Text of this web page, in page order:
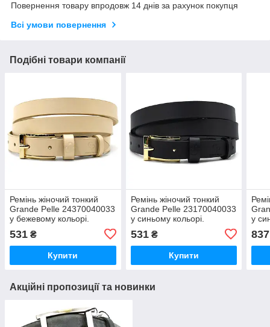
Повернення товару впродовж 14 днів за рахунок покупця
Всі умови повернення
Подібні товари компанії
Ремінь жіночий тонкий
Grande Pelle 24370040033
у бежевому кольорі.
531 ₴
Купити
Ремінь жіночий тонкий
Grande Pelle 23170040033
у синьому кольорі.
531₴
Купити
у
837
Акційні пропозиції та новинки